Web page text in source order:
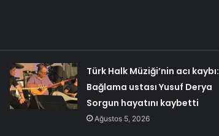
Türk Halk Müziği’nin acı kaybı:
Bağlama ustası Yusuf Derya
Sorgun hayatını kaybetti
Ağustos 5, 2026